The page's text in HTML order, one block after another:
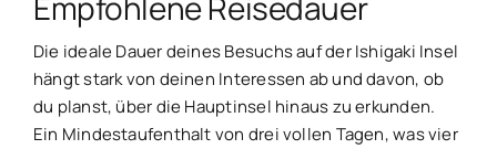
Die ideale Dauer deines Besuchs auf der Ishigaki Insel
hängt stark von deinen Interessen ab und davon, ob
du planst, über die Hauptinsel hinaus zu erkunden.
Ein Mindestaufenthalt von drei vollen Tagen, was vier